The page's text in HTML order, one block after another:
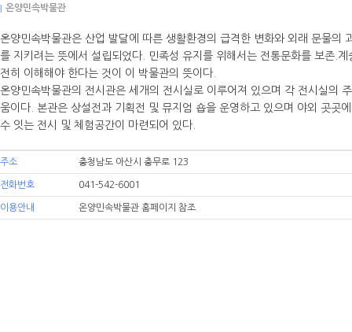
| 온양민속박물관
온양민속박물관은 산업 발달에 따른 생활환경의 급격한 변화와 외래 문물의
를 지키려는 뜻에서 설립되었다. 민족성 유지를 위해서는 전통문화를 보존.
전히 이해해야 한다는 것이 이 박물관의 뜻이다.
온양민속박물관의 전시관은 세개의 전시실로 이루어져 있으며 각 전시실의
움이다. 본관은 상설전과 기획전 및 뮤지엄 숍을 운영하고 있으며 야외 곳곳
수 잇는 전시 및 체험공간이 마련되어 있다.
주소 충청남도 아산시 충무로 123
전화번호 041-542-6001
이용안내 온양민속박물관 홈페이지 참조